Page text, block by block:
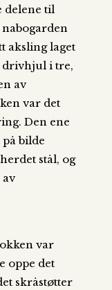
delene til
aksling laget
drivhjul i tre,
av
var det
Den ene
på bilde
stål, og
var
oppe det
skråstøtter